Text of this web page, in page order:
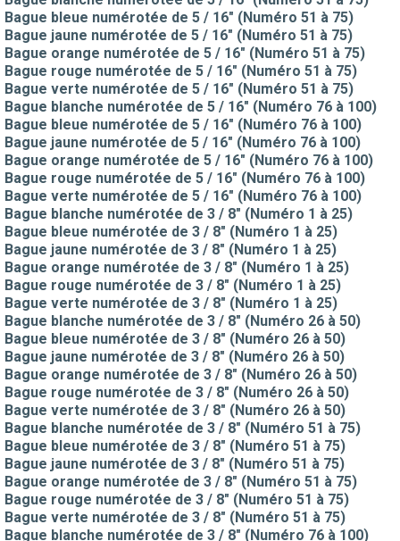
Bague bleue numérotée de 5 / 16" (Numéro 51 à 75)
Bague jaune numérotée de 5 / 16" (Numéro 51 à 75)
Bague orange numérotée de 5 / 16" (Numéro 51 à 75)
Bague rouge numérotée de 5 / 16" (Numéro 51 à 75)
Bague verte numérotée de 5 / 16" (Numéro 51 à 75)
Bague blanche numérotée de 5 / 16" (Numéro 76 à 100)
Bague bleue numérotée de 5 / 16" (Numéro 76 à 100)
Bague jaune numérotée de 5 / 16" (Numéro 76 à 100)
Bague orange numérotée de 5 / 16" (Numéro 76 à 100)
Bague rouge numérotée de 5 / 16" (Numéro 76 à 100)
Bague verte numérotée de 5 / 16" (Numéro 76 à 100)
Bague blanche numérotée de 3 / 8" (Numéro 1 à 25)
Bague bleue numérotée de 3 / 8" (Numéro 1 à 25)
Bague jaune numérotée de 3 / 8" (Numéro 1 à 25)
Bague orange numérotée de 3 / 8" (Numéro 1 à 25)
Bague rouge numérotée de 3 / 8" (Numéro 1 à 25)
Bague verte numérotée de 3 / 8" (Numéro 1 à 25)
Bague blanche numérotée de 3 / 8" (Numéro 26 à 50)
Bague bleue numérotée de 3 / 8" (Numéro 26 à 50)
Bague jaune numérotée de 3 / 8" (Numéro 26 à 50)
Bague orange numérotée de 3 / 8" (Numéro 26 à 50)
Bague rouge numérotée de 3 / 8" (Numéro 26 à 50)
Bague verte numérotée de 3 / 8" (Numéro 26 à 50)
Bague blanche numérotée de 3 / 8" (Numéro 51 à 75)
Bague bleue numérotée de 3 / 8" (Numéro 51 à 75)
Bague jaune numérotée de 3 / 8" (Numéro 51 à 75)
Bague orange numérotée de 3 / 8" (Numéro 51 à 75)
Bague rouge numérotée de 3 / 8" (Numéro 51 à 75)
Bague verte numérotée de 3 / 8" (Numéro 51 à 75)
Bague blanche numérotée de 3 / 8" (Numéro 76 à 100)